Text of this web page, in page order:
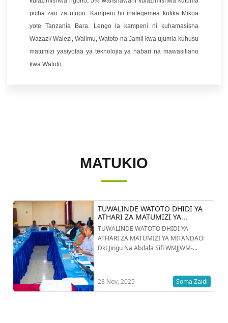
picha zao za utupu. Kampeni hii inategemea kufika Mikoa
yote Tanzania Bara. Lengo la kampeni ni
kuhamasisha
Wazazi/ Walezi, Walimu, Watoto na Jamii kwa ujumla kuhusu
matumizi yasiyofaa ya teknolojia ya habari na mawasiliano
kwa Watoto
MATUKIO
TUWALINDE WATOTO DHIDI YA
ATHARI ZA MATUMIZI YA...
TUWALINDE WATOTO DHIDI YA
ATHARI ZA MATUMIZI YA MITANDAO:
Dkt Jingu Na Abdala Sifi WMJJWM-...
28 Nov, 2025 Soma Zaidi